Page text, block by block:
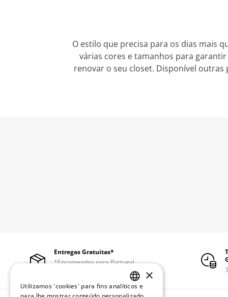
O estilo que precisa para os dias mais
várias cores e tamanhos para
renovar o seu closet. Disponível outras
Entregas Gratuitas*
*Encomendas para Portugal
PORTUGUESE
×
Utilizamos 'cookies' para fins analíticos e